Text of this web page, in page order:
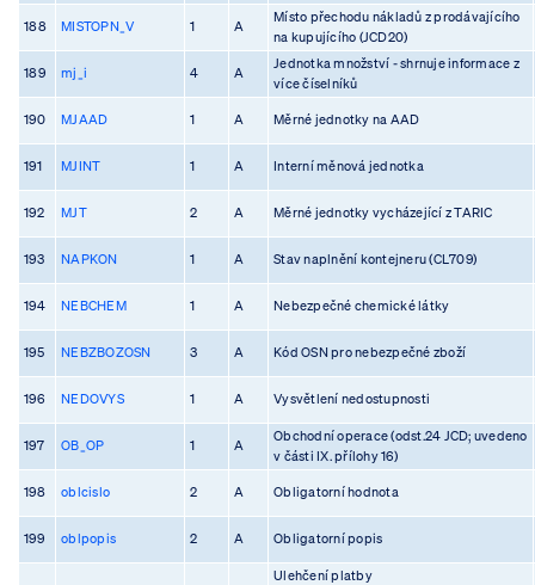
188 MISTOPN_V 1 A
Místo přechodu nákladů z prodávajícího
na kupujícího (JCD20)
189 mj_i 4 A
Jednotka množství - shrnuje informace z
více číselníků
190 MJAAD 1 A Měrné jednotky na AAD
191 MJINT 1 A Interní měnová jednotka
192 MJT 2 A Měrné jednotky vycházející z TARIC
193 NAPKON 1 A Stav naplnění kontejneru (CL709)
194 NEBCHEM 1 A Nebezpečné chemické látky
195 NEBZBOZOSN 3 A Kód OSN pro nebezpečné zboží
196 NEDOVYS 1 A Vysvětlení nedostupnosti
197 OB_OP 1 A
Obchodní operace (odst.24 JCD; uvedeno
v části IX. přílohy 16)
198 oblcislo 2 A Obligatorní hodnota
199 oblpopis 2 A Obligatorní popis
Ulehčení platby